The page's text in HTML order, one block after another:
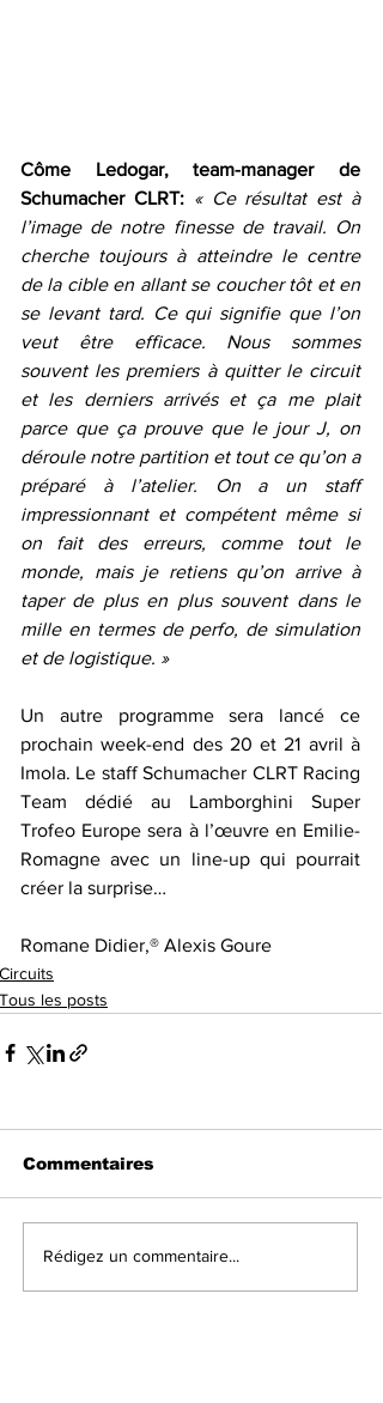
Côme Ledogar, team-manager de
Schumacher CLRT: « Ce résultat est à
l’image de notre finesse de travail. On
cherche toujours à atteindre le centre
de la cible en allant se coucher tôt et en
se levant tard. Ce qui signifie que l’on
veut être efficace. Nous sommes
souvent les premiers à quitter le circuit
et les derniers arrivés et ça me plait
parce que ça prouve que le jour J, on
déroule notre partition et tout ce qu’on a
préparé à l’atelier. On a un staff
impressionnant et compétent même si
on fait des erreurs, comme tout le
monde, mais je retiens qu’on arrive à
taper de plus en plus souvent dans le
mille en termes de perfo, de simulation
et de logistique. »
Un autre programme sera lancé ce
prochain week-end des 20 et 21 avril à
Imola. Le staff Schumacher CLRT Racing
Team dédié au Lamborghini Super
Trofeo Europe sera à l’œuvre en Emilie-
Romagne avec un line-up qui pourrait
créer la surprise…
Romane Didier,® Alexis Goure
Circuits
Tous les posts
Commentaires
Rédigez un commentaire...